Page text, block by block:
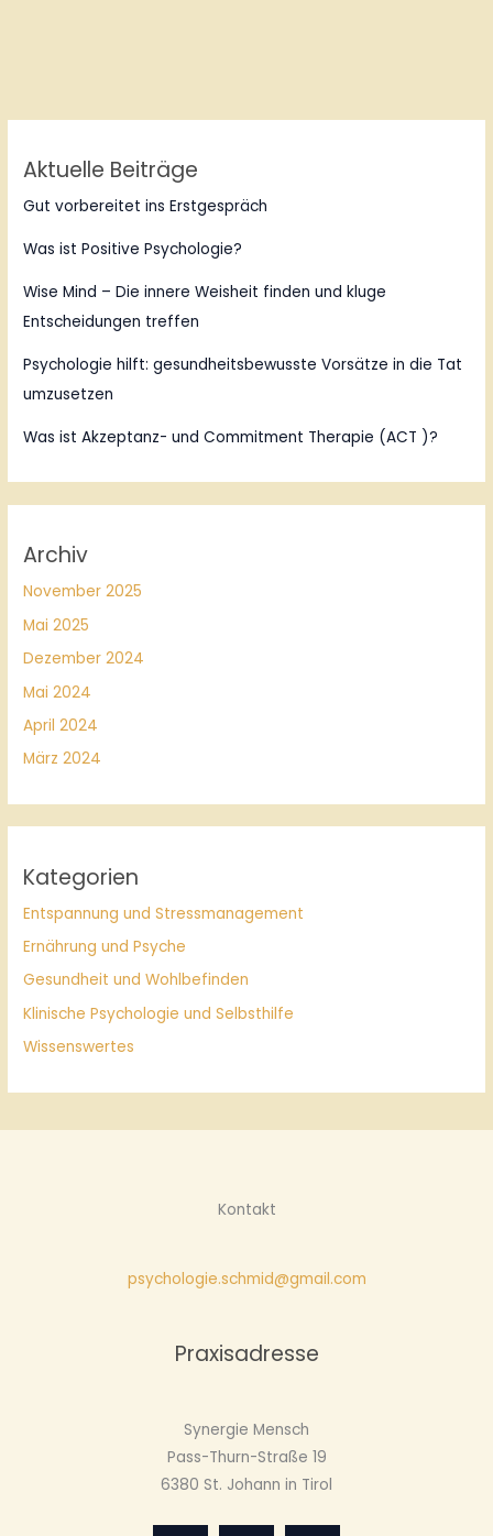
Aktuelle Beiträge
Gut vorbereitet ins Erstgespräch
Was ist Positive Psychologie?
Wise Mind – Die innere Weisheit finden und kluge
Entscheidungen treffen
Psychologie hilft: gesundheitsbewusste Vorsätze in die Tat
umzusetzen
Was ist Akzeptanz- und Commitment Therapie (ACT )?
Archiv
November 2025
Mai 2025
Dezember 2024
Mai 2024
April 2024
März 2024
Kategorien
Entspannung und Stressmanagement
Ernährung und Psyche
Gesundheit und Wohlbefinden
Klinische Psychologie und Selbsthilfe
Wissenswertes
Kontakt
psychologie.schmid@gmail.com
Praxisadresse
Synergie Mensch
Pass-Thurn-Straße 19
6380 St. Johann in Tirol